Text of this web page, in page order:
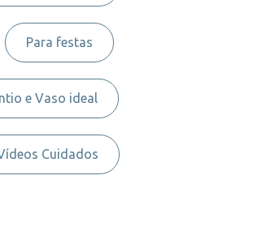
Para festas
e Vaso ideal
Cuidados